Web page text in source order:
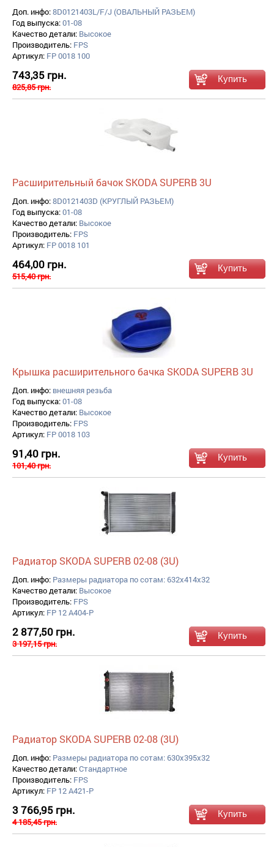
Доп. инфо:8D0121403L/F/J (ОВАЛЬНЫЙ РАЗЬЕМ)
Год выпуска:01-08
Качество детали: Высокое
Производитель: FPS
Артикул: FP 0018 100
743,35 грн.
825,85 грн.
Расширительный бачок SKODA SUPERB 3U
Доп. инфо:8D0121403D (КРУГЛЫЙ РАЗЬЕМ)
Год выпуска:01-08
Качество детали: Высокое
Производитель: FPS
Артикул: FP 0018 101
464,00 грн.
515,40 грн.
Крышка расширительного бачка SKODA SUPERB 3U
Доп. инфо: внешняя резьба
Год выпуска:01-08
Качество детали: Высокое
Производитель: FPS
Артикул: FP 0018 103
91,40 грн.
101,40 грн.
Радиатор SKODA SUPERB 02-08 (3U)
Доп. инфо: Размеры радиатора по сотам: 632x414x32
Качество детали: Высокое
Производитель: FPS
Артикул: FP 12 A404-P
2 877,50 грн.
3 197,15 грн.
Радиатор SKODA SUPERB 02-08 (3U)
Доп. инфо: Размеры радиатора по сотам: 630x395x32
Качество детали:Стандартное
Производитель: FPS
Артикул: FP 12 A421-P
3 766,95 грн.
4 185,45 грн.